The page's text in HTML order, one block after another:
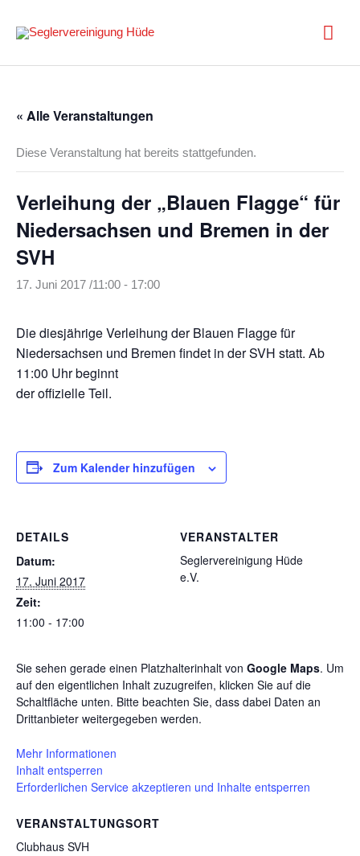
Inhalt
springen
« Alle Veranstaltungen
Diese Veranstaltung hat bereits stattgefunden.
Verleihung der „Blauen Flagge“ für
Niedersachsen und Bremen in der
SVH
17. Juni 2017 /11:00 - 17:00
Die diesjährige Verleihung der Blauen Flagge für
Niedersachsen und Bremen findet in der SVH statt. Ab
11:00 Uhr beginnt
der offizielle Teil.
Zum Kalender hinzufügen
DETAILS
Datum:
17. Juni 2017
Zeit:
11:00 - 17:00
VERANSTALTER
Seglervereinigung Hüde
e.V.
VERANSTALTUNGSORT
Clubhaus SVH
Sie sehen gerade einen Platzhalterinhalt von Google Maps. Um
auf den eigentlichen Inhalt zuzugreifen, klicken Sie auf die
Schaltfläche unten. Bitte beachten Sie, dass dabei Daten an
Drittanbieter weitergegeben werden.
Mehr Informationen
Inhalt entsperren
Erforderlichen Service akzeptieren und Inhalte entsperren